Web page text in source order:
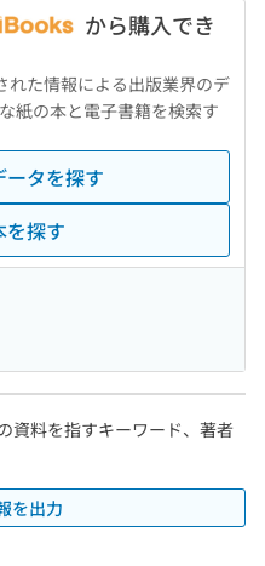
から購入でき
れた情報による出版業界のデ
紙の本と電子書籍を検索す
ータを探す
を探す
資料を指すキーワード、著者
を出力